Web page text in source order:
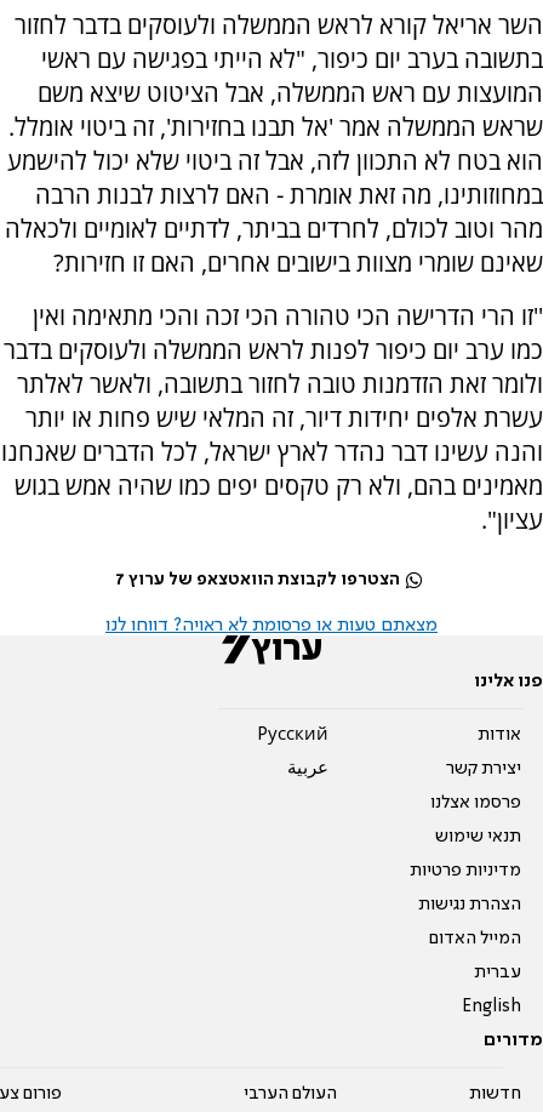
השר אריאל קורא לראש הממשלה ולעוסקים בדבר לחזור
בתשובה בערב יום כיפור, "לא הייתי בפגישה עם ראשי
המועצות עם ראש הממשלה, אבל הציטוט שיצא משם
שראש הממשלה אמר 'אל תבנו בחזירות', זה ביטוי אומלל.
הוא בטח לא התכוון לזה, אבל זה ביטוי שלא יכול להישמע
במחוזותינו, מה זאת אומרת - האם לרצות לבנות הרבה
מהר וטוב לכולם, לחרדים בביתר, לדתיים לאומיים ולכאלה
שאינם שומרי מצוות בישובים אחרים, האם זו חזירות?
''זו הרי הדרישה הכי טהורה הכי זכה והכי מתאימה ואין
כמו ערב יום כיפור לפנות לראש הממשלה ולעוסקים בדבר
ולומר זאת הזדמנות טובה לחזור בתשובה, ולאשר לאלתר
עשרת אלפים יחידות דיור, זה המלאי שיש פחות או יותר
והנה עשינו דבר נהדר לארץ ישראל, לכל הדברים שאנחנו
מאמינים בהם, ולא רק טקסים יפים כמו שהיה אמש בגוש
עציון".
הצטרפו לקבוצת הוואטצאפ של ערוץ 7
מצאתם טעות או פרסומת לא ראויה? דווחו לנו
פנו אלינו
אודות
יצירת קשר
פרסמו אצלנו
תנאי שימוש
מדיניות פרטיות
הצהרת נגישות
המייל האדום
עברית
English
Pусский
عربية
מדורים
חדשות העולם הערבי פורום